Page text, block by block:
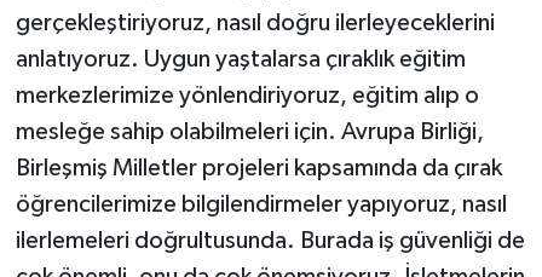
gerçekleştiriyoruz, nasıl doğru ilerleyeceklerini
anlatıyoruz. Uygun yaştalarsa çıraklık eğitim
merkezlerimize yönlendiriyoruz, eğitim alıp o
mesleğe sahip olabilmeleri için. Avrupa Birliği,
Birleşmiş Milletler projeleri kapsamında da çırak
öğrencilerimize bilgilendirmeler yapıyoruz, nasıl
ilerlemeleri doğrultusunda. Burada iş güvenliği de